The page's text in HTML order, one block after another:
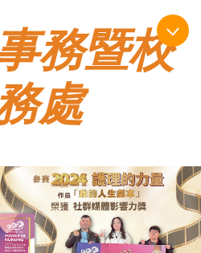
務暨校
處